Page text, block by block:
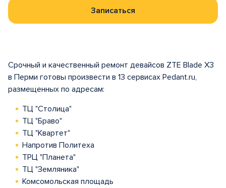
Записаться
Срочный и качественный ремонт девайсов ZTE Blade X3
в Перми готовы произвести в 13 сервисах Pedant.ru,
размещенных по адресам:
ТЦ "Столица"
ТЦ "Браво"
ТЦ "Квартет"
Напротив Политеха
ТРЦ "Планета"
ТЦ "Земляника"
Комсомольская площадь